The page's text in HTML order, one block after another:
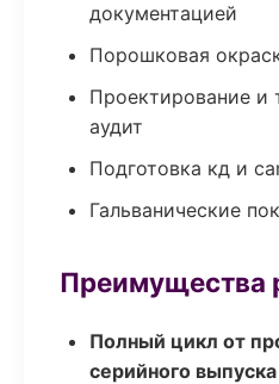
документацией
Порошковая
Проектирование и
аудит
Подготовка кд и
Гальванические
Преимущества
Полный цикл от
серийного выпуска